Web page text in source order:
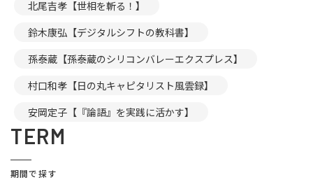
北尾吉孝【世相を斬る！】
鈴木康弘【デジタルシフトの教科書】
孫泰蔵【孫泰蔵のシリコンバレーエクスプレス】
村口和孝【日の丸キャピタリスト風雲録】
安岡定子【『論語』を実践に活かす】
TERM
期間で探す